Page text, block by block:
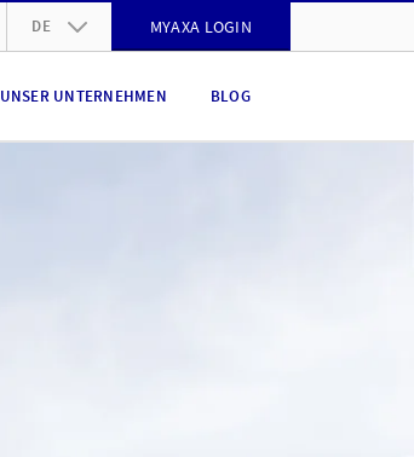
DE MYAXA LOGIN
UNSER UNTERNEHMEN BLOG